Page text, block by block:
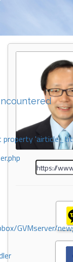
property
GVMserver/